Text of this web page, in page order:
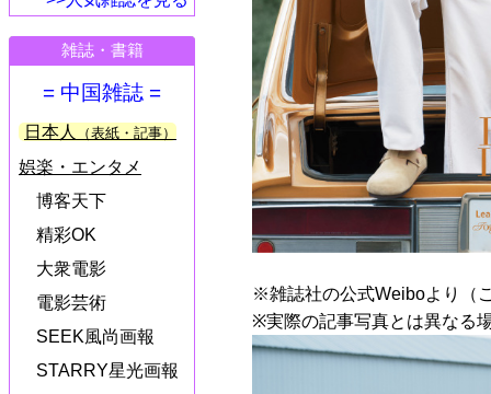
雑誌・書籍
= 中国雑誌 =
日本人 （表紙・記事）
娯楽・エンタメ
博客天下
精彩OK
大衆電影
電影芸術
SEEK風尚画報
STARRY星光画報
※雑誌社の公式Weiboより（
※実際の記事写真とは異なる